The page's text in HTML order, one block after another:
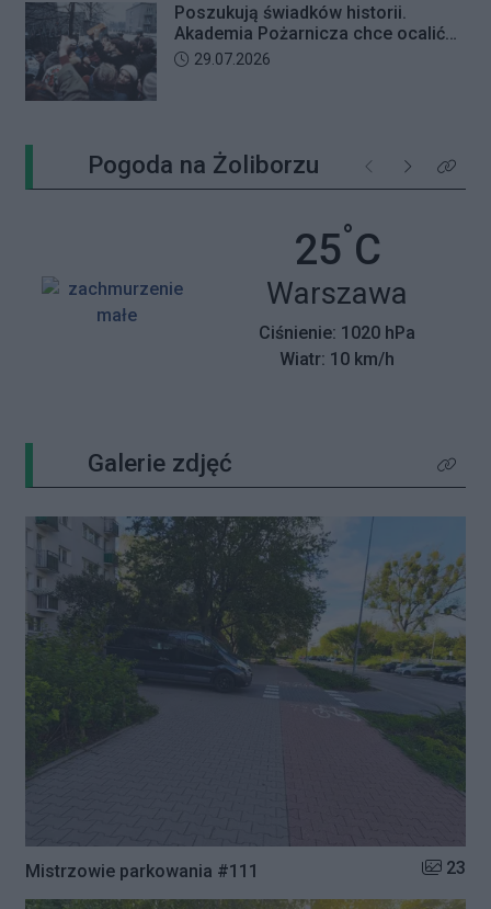
Poszukują świadków historii.
Akademia Pożarnicza chce ocalić
wspomnienia z pamiętnego strajku
Data dodania artykułu:
29.07.2026
Pogoda na Żoliborzu Poprzednie
NastępneKliknij
25°C
Miasto:
Warszawa
Ciśnienie: 1020 hPa
Wiatr: 10 km/h
Galerie zdjęć Kliknij
Mistrzowie parkowania #111 Liczba
23